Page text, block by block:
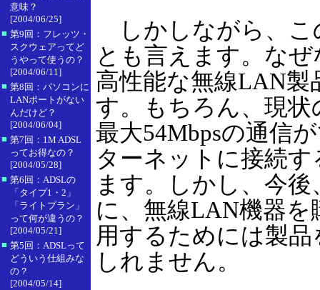
意味？
[2004/06/25]
■ 第9回：フレッツ・
スクウェアってど
うやって使うの？
[2004/06/11]
■ 第8回：パソコンに
LANポートがない
んだけど？
[2004/06/04]
■ 第7回：1M ADSL
ってお得なの？
[2004/05/28]
■ 第6回：ADSLの
「タイプ1・2」
「ライトプラン」
って何が違うの？
[2004/05/21]
■ 第5回：ADSLって
どういう仕組みな
の？
[2004/05/14]
しかしながら、こ
とも言えます。な
高性能な無線LAN
す。もちろん、現状
最大54Mbpsの通信
ターネットに接続
ます。しかし、今
に、無線LAN機器
用するためには製
しれません。